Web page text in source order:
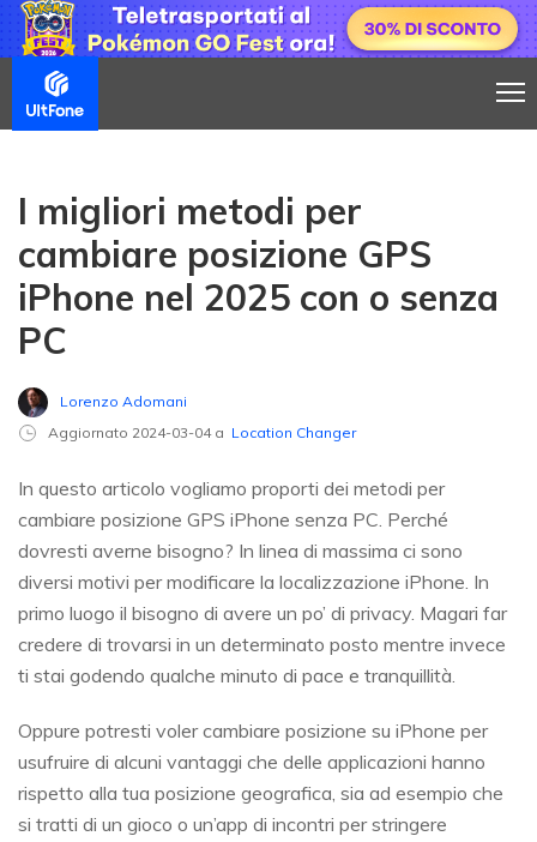
I migliori metodi per
cambiare posizione GPS
iPhone nel 2025 con o senza
PC
Lorenzo Adomani
Aggiornato 2024-03-04 a Location Changer
In questo articolo vogliamo proporti dei metodi per
cambiare posizione GPS iPhone senza PC. Perché
dovresti averne bisogno? In linea di massima ci sono
diversi motivi per modificare la localizzazione iPhone. In
primo luogo il bisogno di avere un po’ di privacy. Magari far
credere di trovarsi in un determinato posto mentre invece
ti stai godendo qualche minuto di pace e tranquillità.
Oppure potresti voler cambiare posizione su iPhone per
usufruire di alcuni vantaggi che delle applicazioni hanno
rispetto alla tua posizione geografica, sia ad esempio che
si tratti di un gioco o un’app di incontri per stringere